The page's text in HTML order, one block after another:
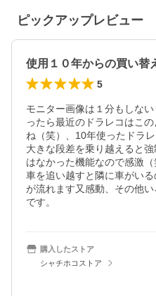
ピックアップレビュー
使用１０年からの買い替
5
モニター画像は１分もしな
ったら最近のドラレコはこ
ね（笑）、10年使ったドラ
大きな段差を乗り越えると
はなかった機能なので感激
車を追い越すと隣に車がい
が流れます又感動、その他
です。
購入したストア
シャチホコストア